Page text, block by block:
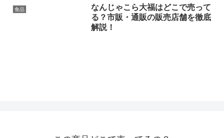
食品
なんじゃこら大福はどこで売って
る？市販・通販の販売店舗を徹底
解説！